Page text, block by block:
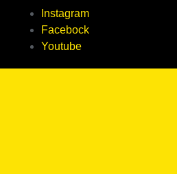
Instagram
Facebock
Youtube